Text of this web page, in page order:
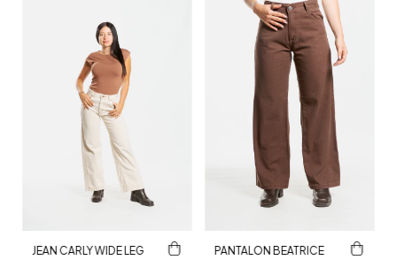
JEAN CARLY WIDE LEG
PANTALON BEATRICE